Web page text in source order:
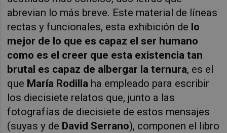
abrevian lo más breve. Este material de líneas
rectas y funcionales, esta exhibición de lo
mejor de lo que es capaz el ser humano
como es el creer que esta existencia tan
brutal es capaz de albergar la ternura, es el
que María Rodilla ha empleado para escribir
los diecisiete relatos que, junto a las
fotografías de diecisiete de estos mensajes
(suyas y de David Serrano), componen el libro